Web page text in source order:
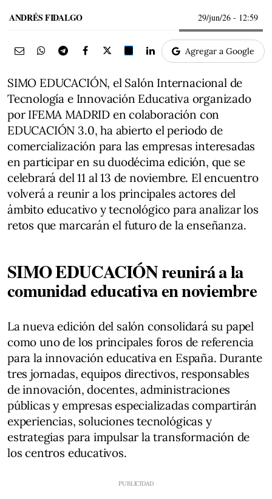
ANDRÉS FIDALGO 29/jun/26 - 12:59
Agregar a Google
SIMO EDUCACIÓN, el Salón Internacional de
Tecnología e Innovación Educativa organizado
por IFEMA MADRID en colaboración con
EDUCACIÓN 3.0, ha abierto el periodo de
comercialización para las empresas interesadas
en participar en su duodécima edición, que se
celebrará del 11 al 13 de noviembre. El encuentro
volverá a reunir a los principales actores del
ámbito educativo y tecnológico para analizar los
retos que marcarán el futuro de la enseñanza.
SIMO EDUCACIÓN reunirá a la
comunidad educativa en noviembre
La nueva edición del salón consolidará su papel
como uno de los principales foros de referencia
para la innovación educativa en España. Durante
tres jornadas, equipos directivos, responsables
de innovación, docentes, administraciones
públicas y empresas especializadas compartirán
experiencias, soluciones tecnológicas y
estrategias para impulsar la transformación de
los centros educativos.